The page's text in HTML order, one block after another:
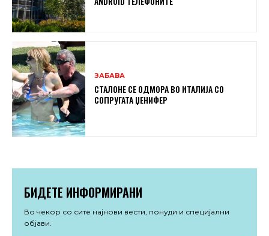
ЗАБАВА
СТАЛОНЕ СЕ ОДМОРА ВО ИТАЛИЈА СО
СОПРУГАТА ЏЕНИФЕР
БИДЕТЕ ИНФОРМИРАНИ
Во чекор со сите најнови вести, понуди и специјални
објави.